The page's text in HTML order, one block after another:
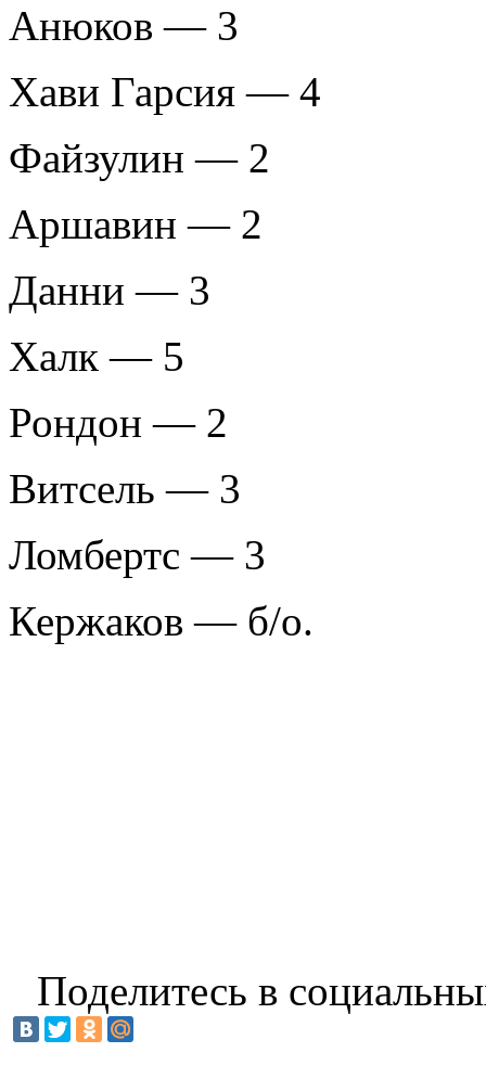
Анюков — 3
Хави Гарсия — 4
Файзулин — 2
Аршавин — 2
Данни — 3
Халк — 5
Рондон — 2
Витсель — 3
Ломбертс — 3
Кержаков — б/о.
Поделитесь в